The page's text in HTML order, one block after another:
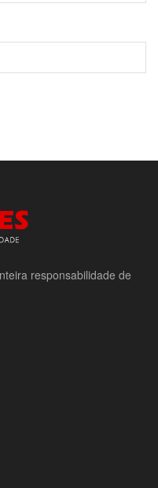
responsabilidade de